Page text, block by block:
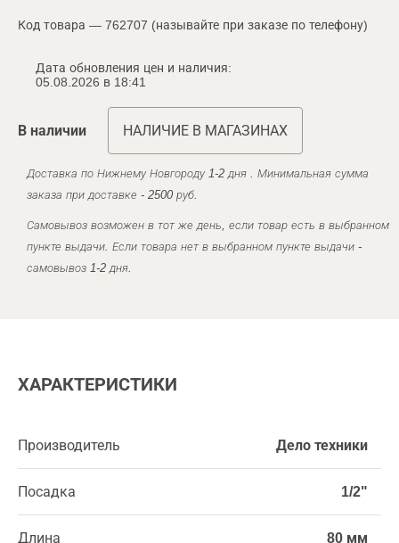
Код товара — 762707 (называйте при заказе по телефону)
Дата обновления цен и наличия:
05.08.2026 в 18:41
В наличии НАЛИЧИЕ В МАГАЗИНАХ
Доставка по Нижнему Новгороду 1-2 дня . Минимальная сумма
заказа при доставке - 2500 руб.
Самовывоз возможен в тот же день, если товар есть в выбранном
пункте выдачи. Если товара нет в выбранном пункте выдачи -
самовывоз 1-2 дня.
ХАРАКТЕРИСТИКИ
Производитель Дело техники
Посадка 1/2"
Длина 80 мм